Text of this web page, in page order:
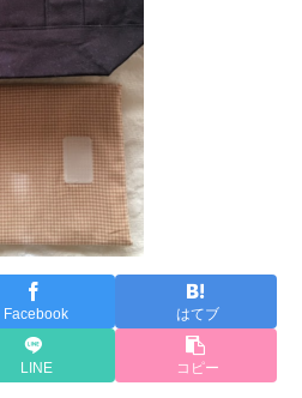
Facebook はてブ
LINE コピー